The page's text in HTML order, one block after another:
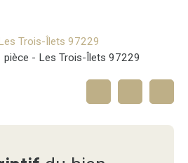
Trois-Îlets 97229
pièce - Les Trois-Îlets 97229